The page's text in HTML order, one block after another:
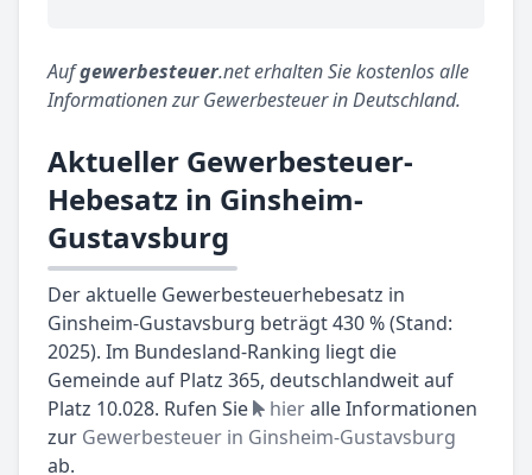
Aufgewerbesteuer.net erhalten Sie kostenlos alle
Informationen zur Gewerbesteuer in Deutschland.
Aktueller Gewerbesteuer-
Hebesatz in Ginsheim-
Gustavsburg
Der aktuelle Gewerbesteuerhebesatz in
Ginsheim-Gustavsburg beträgt 430 % (Stand:
2025). Im Bundesland-Ranking liegt die
Gemeinde auf Platz 365, deutschlandweit auf
Platz 10.028. Rufen Sie
hieralle Informationen
zur Gewerbesteuer in Ginsheim-Gustavsburg
ab.